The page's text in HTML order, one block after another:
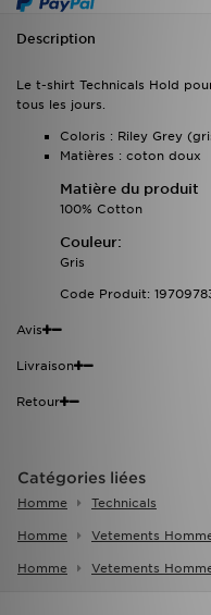
Description
Le t-shirt Technicals Hold
tous les jours.
Coloris : Riley Grey
Matières : coton doux
Matière du produit
100% Cotton
Couleur:
Gris
Code Produit:
Avis
Livraison
Retour
Catégories liées
Homme Technicals
Homme Vetements
Homme Vetements